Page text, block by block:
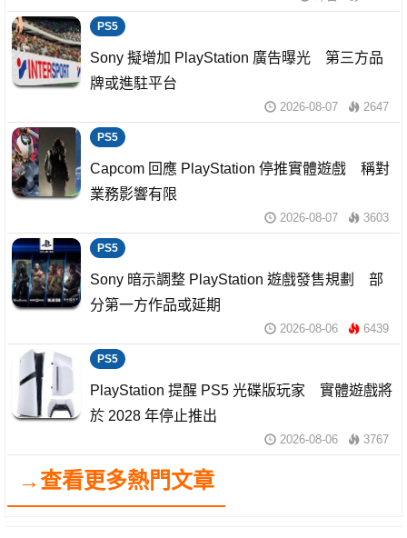
PS5
Sony 擬增加 PlayStation 廣告曝光 第三方品
牌或進駐平台
2026-08-07 2647
PS5
Capcom 回應 PlayStation 停推實體遊戲 稱對
業務影響有限
2026-08-07 3603
PS5
Sony 暗示調整 PlayStation 遊戲發售規劃 部
分第一方作品或延期
2026-08-06 6439
PS5
PlayStation 提醒 PS5 光碟版玩家 實體遊戲將
於 2028 年停止推出
2026-08-06 3767
→查看更多熱門文章